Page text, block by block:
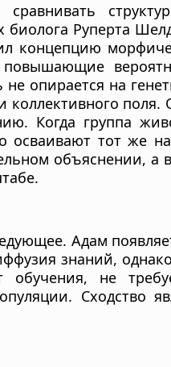
биолога Руперта
опирается на
коллективного
Когда группа
тот же
объяснении, а
Адам
знаний,
не
Сходство